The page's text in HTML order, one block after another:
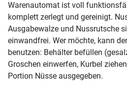
Warenautomat ist voll
komplett zerlegt und gereinigt.
Ausgabewalze und Nussrutsche
einwandfrei. Wer möchte, kann
benutzen: Behälter befüllen
Groschen einwerfen, Kurbel
Portion Nüsse ausgegeben.